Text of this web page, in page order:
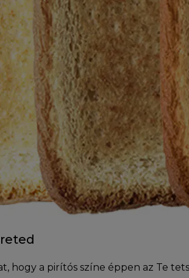
hogy a pirítós színe éppen az Te